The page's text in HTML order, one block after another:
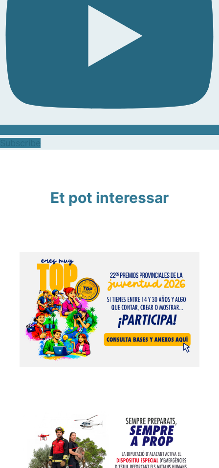
Et pot interessar